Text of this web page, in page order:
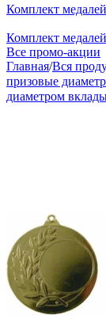
Комплект
Комплект
Все промо-акции
Главная/Вся
призовые
диаметром